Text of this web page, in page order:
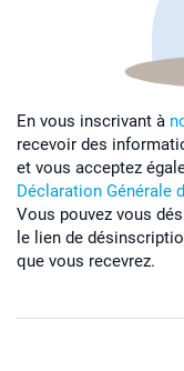
En vous inscrivant à
recevoir des
et vous acceptez
Déclaration Générale
Vous pouvez vous
le lien de
que vous recevrez.